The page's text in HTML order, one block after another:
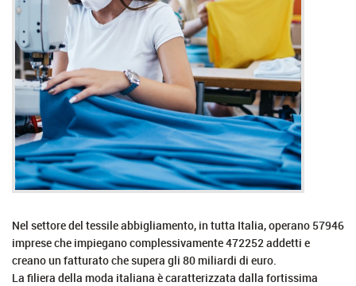
Nel settore del tessile abbigliamento, in tutta Italia, operano 57946
imprese che impiegano complessivamente 472252 addetti e
creano un fatturato che supera gli 80 miliardi di euro.
La filiera della moda italiana è caratterizzata dalla fortissima